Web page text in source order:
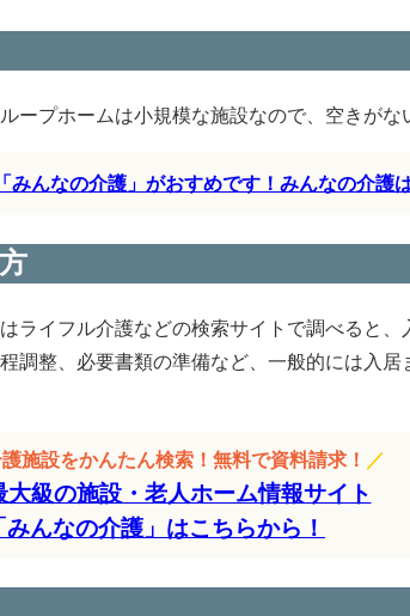
ープホームは小規模な施設なので、空きがな
んなの介護」がおすめです！みんなの介護
ライフル介護などの検索サイトで調べると
整、必要書類の準備など、一般的には入
施設をかんたん検索！無料で資料請求！ ／
大級の施設・老人ホーム情報サイト
みんなの介護」はこちらから！